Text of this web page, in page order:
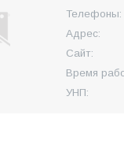
Телефоны:
Адрес:
Сайт:
Время
УНП: